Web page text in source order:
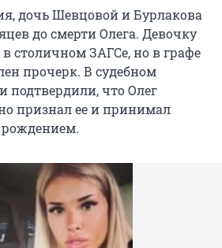
дочь Шевцовой и Бурлакова
до смерти Олега. Девочку
столичном ЗАГСе, но в графе
прочерк. В судебном
подтвердили, что Олег
признал ее и принимал
рождением.